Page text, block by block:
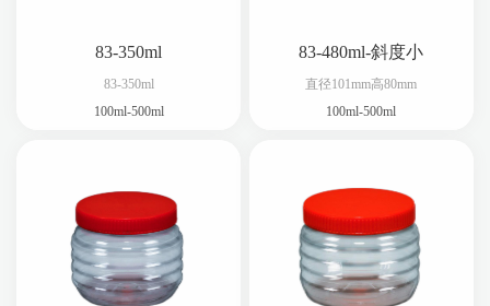
83-350ml
83-350ml
100ml-500ml
83-480ml-斜度小
直径101mm高80mm
100ml-500ml